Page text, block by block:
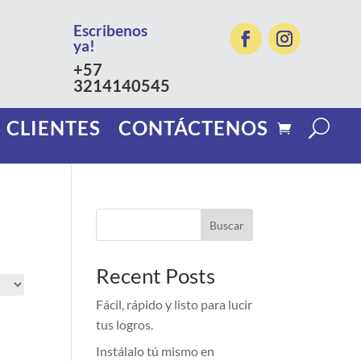
Escribenos
ya!
+57
3214140545
CLIENTES CONTÁCTENOS
Buscar
Recent Posts
Fácil, rápido y listo para lucir
tus logros.
Instálalo tú mismo en